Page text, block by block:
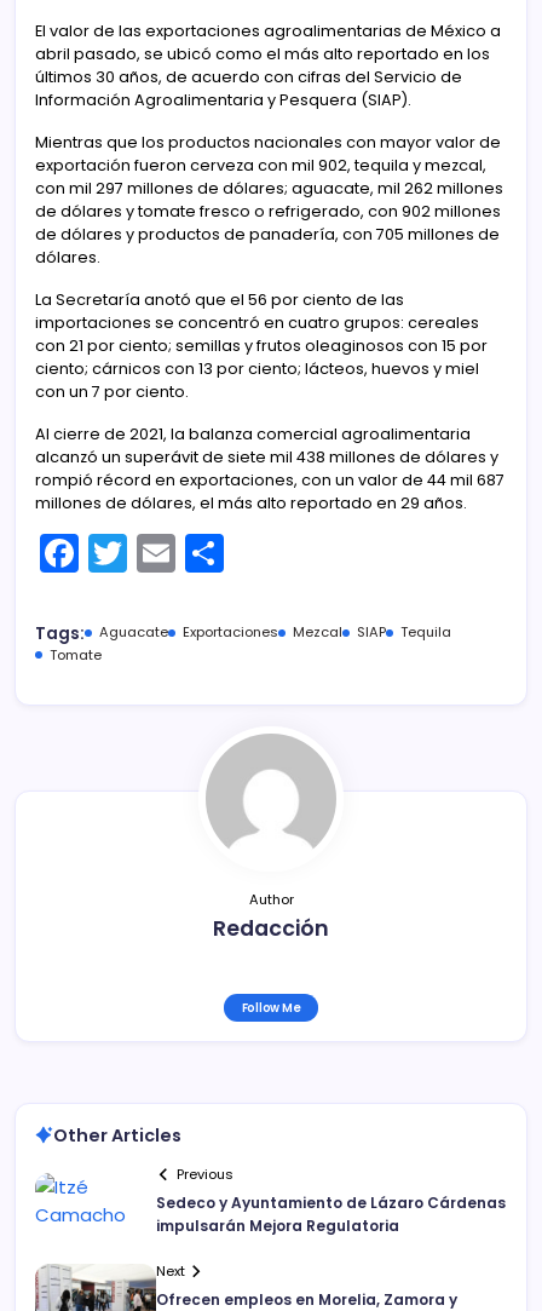
El valor de las exportaciones agroalimentarias de México a
abril pasado, se ubicó como el más alto reportado en los
últimos 30 años, de acuerdo con cifras del Servicio de
Información Agroalimentaria y Pesquera (SIAP).
Mientras que los productos nacionales con mayor valor de
exportación fueron cerveza con mil 902, tequila y mezcal,
con mil 297 millones de dólares; aguacate, mil 262 millones
de dólares y tomate fresco o refrigerado, con 902 millones
de dólares y productos de panadería, con 705 millones de
dólares.
La Secretaría anotó que el 56 por ciento de las
importaciones se concentró en cuatro grupos: cereales
con 21 por ciento; semillas y frutos oleaginosos con 15 por
ciento; cárnicos con 13 por ciento; lácteos, huevos y miel
con un 7 por ciento.
Al cierre de 2021, la balanza comercial agroalimentaria
alcanzó un superávit de siete mil 438 millones de dólares y
rompió récord en exportaciones, con un valor de 44 mil 687
millones de dólares, el más alto reportado en 29 años.
F
a
c
e
T
w
itt
E
m
ai m
tir
Tags: Aguacate Exportaciones Mezcal SIAP
Tequila
Tomate
Author
Redacción
Follow Me
Other Articles
Previous
Sedeco y Ayuntamiento de Lázaro Cárdenas
impulsarán Mejora Regulatoria
Next
Ofrecen empleos en Morelia, Zamora y